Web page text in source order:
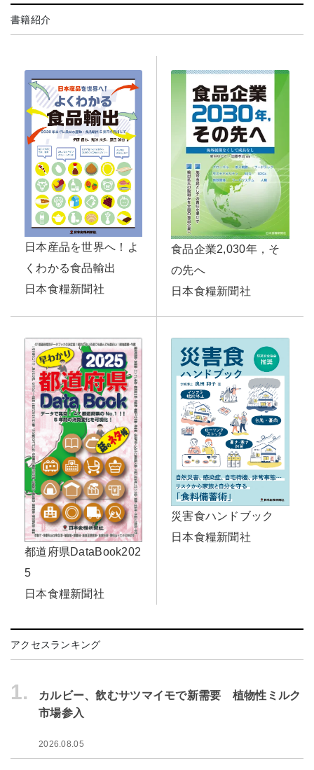
書籍紹介
日本産品を世界へ！よ
くわかる食品輸出
日本食糧新聞社
食品企業2,030年，そ
の先へ
日本食糧新聞社
都道府県DataBook202
5
日本食糧新聞社
災害食ハンドブック
日本食糧新聞社
アクセスランキング
1.
カルビー、飲むサツマイモで新需要 植物性ミルク
市場参入
2026.08.05